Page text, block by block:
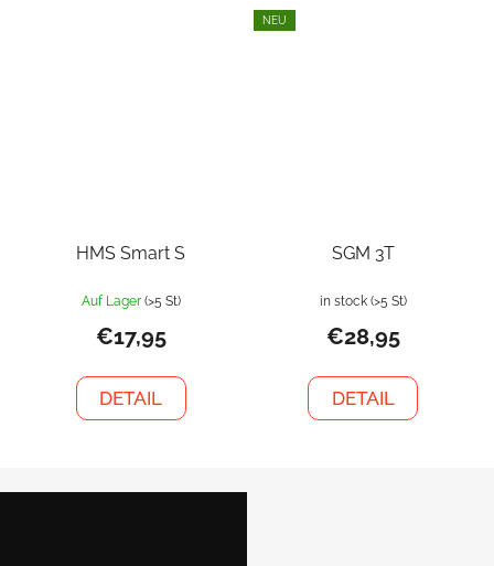
HMS Smart S
Auf Lager (>5 St)
€17,95
DETAIL
NEU
SGM 3T
in stock (>5 St)
€28,95
DETAIL